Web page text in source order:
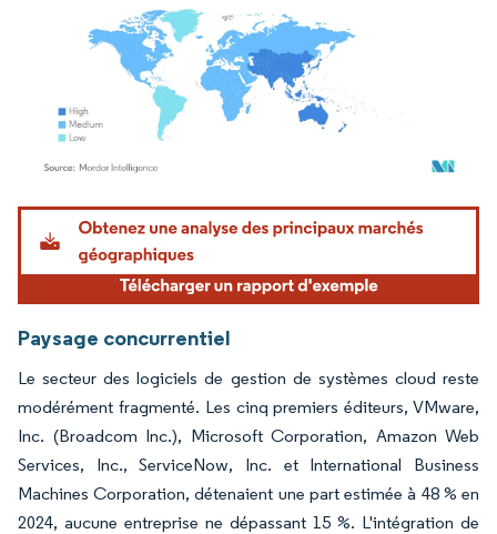
Image © Mordor Intelligence. La réutilisation nécessite une attribution sous CC BY
Paysage concurrentiel
Le secteur des logiciels de gestion de systèmes cloud reste
modérément fragmenté. Les cinq premiers éditeurs, VMware,
Inc. (Broadcom Inc.), Microsoft Corporation, Amazon Web
Services, Inc., ServiceNow, Inc. et International Business
Machines Corporation, détenaient une part estimée à 48 % en
2024, aucune entreprise ne dépassant 15 %. L'intégration de